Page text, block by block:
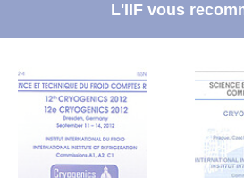
L'IIF vous